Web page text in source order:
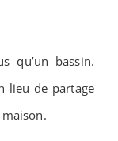
qu’un bassin.
lieu de partage